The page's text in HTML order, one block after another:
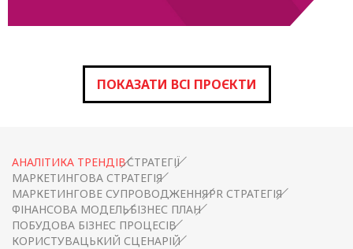
ПОКАЗАТИ ВСІ ПРОЄКТИ
АНАЛІТИКА ТРЕНДІВСТРАТЕГІЇ
МАРКЕТИНГОВА СТРАТЕГІЯ
МАРКЕТИНГОВЕ СУПРОВОДЖЕННЯPR СТРАТЕГІЯ
ФІНАНСОВА МОДЕЛЬБІЗНЕС ПЛАН
ПОБУДОВА БІЗНЕС ПРОЦЕСІВ
КОРИСТУВАЦЬКИЙ СЦЕНАРІЙ